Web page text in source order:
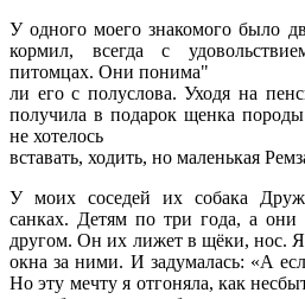
У одного моего знакомого было
кормил, всегда с
питомцах. Они понима"
ли его с полуслова. Уходя на
получила в подарок щенка
не хотелось
вставать, ходить, но маленькая
У моих соседей их собака
санках. Детям по три года, а
другом. Он их лижет в щёки, нос. Я
окна за ними. И задумалась: «А
Но эту мечту я отгоняла, как